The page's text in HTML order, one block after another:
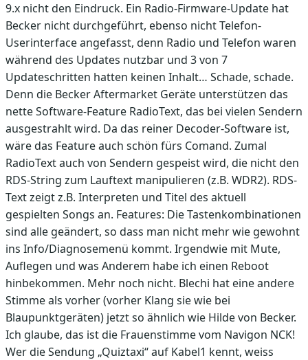
9.x nicht den Eindruck. Ein Radio-Firmware-Update hat
Becker nicht durchgeführt, ebenso nicht Telefon-
Userinterface angefasst, denn Radio und Telefon waren
während des Updates nutzbar und 3 von 7
Updateschritten hatten keinen Inhalt… Schade, schade.
Denn die Becker Aftermarket Geräte unterstützen das
nette Software-Feature RadioText, das bei vielen Sendern
ausgestrahlt wird. Da das reiner Decoder-Software ist,
wäre das Feature auch schön fürs Comand. Zumal
RadioText auch von Sendern gespeist wird, die nicht den
RDS-String zum Lauftext manipulieren (z.B. WDR2). RDS-
Text zeigt z.B. Interpreten und Titel des aktuell
gespielten Songs an. Features: Die Tastenkombinationen
sind alle geändert, so dass man nicht mehr wie gewohnt
ins Info/Diagnosemenü kommt. Irgendwie mit Mute,
Auflegen und was Anderem habe ich einen Reboot
hinbekommen. Mehr noch nicht. Blechi hat eine andere
Stimme als vorher (vorher Klang sie wie bei
Blaupunktgeräten) jetzt so ähnlich wie Hilde von Becker.
Ich glaube, das ist die Frauenstimme vom Navigon NCK!
Wer die Sendung „Quiztaxi“ auf Kabel1 kennt, weiss